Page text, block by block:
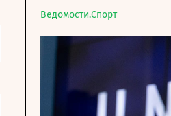
Ведомости.Спорт